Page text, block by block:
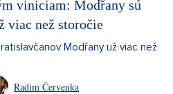
viniciam: Modřany sú
viac než storočie
Modřany už viac než
Radim Červenka